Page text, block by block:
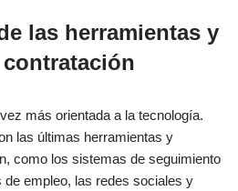
las herramientas y
más orientada a la tecnología.
las últimas herramientas y
como los sistemas de seguimiento
de empleo, las redes sociales y